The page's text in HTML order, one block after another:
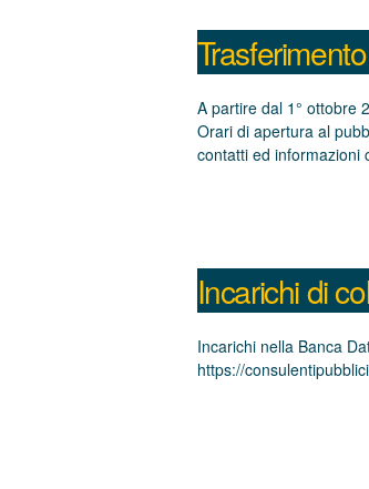
A partire dal 1° ottobre
Orari di apertura al
contatti ed
Incarichi di
Incarichi nella Banca
https://